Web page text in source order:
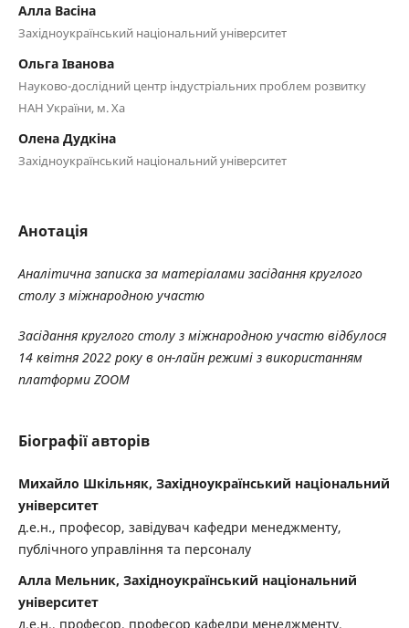
Алла Васіна
Західноукраїнський національний університет
Ольга Іванова
Науково-дослідний центр індустріальних проблем розвитку
НАН України, м. Ха
Олена Дудкіна
Західноукраїнський національний університет
Анотація
Аналітична записка за матеріалами засідання круглого
столу з міжнародною участю
Засідання круглого столу з міжнародною участю відбулося
14 квітня 2022 року в он-лайн режимі з використанням
платформи ZOOM
Біографії авторів
Михайло Шкільняк, Західноукраїнський національний
університет
д.е.н., професор, завідувач кафедри менеджменту,
публічного управління та персоналу
Алла Мельник, Західноукраїнський національний
університет
д.е.н., професор, професор кафедри менеджменту,